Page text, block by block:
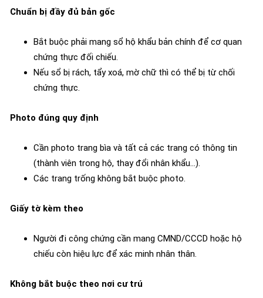
Chuẩn bị đầy đủ bản gốc
Bắt buộc phải mang sổ hộ khẩu bản chính để cơ quan
chứng thực đối chiếu.
Nếu sổ bị rách, tẩy xoá, mờ chữ thì có thể bị từ chối
chứng thực.
Photo đúng quy định
Cần photo trang bìa và tất cả các trang có thông tin
(thành viên trong hộ, thay đổi nhân khẩu…).
Các trang trống không bắt buộc photo.
Giấy tờ kèm theo
Người đi công chứng cần mang CMND/CCCD hoặc hộ
chiếu còn hiệu lực để xác minh nhân thân.
Không bắt buộc theo nơi cư trú